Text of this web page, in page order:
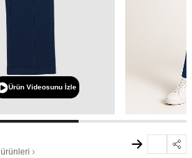
Ürün Videosunu İzle
ürünleri